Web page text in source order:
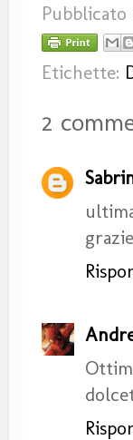
Pubblicato
Etichette:
2